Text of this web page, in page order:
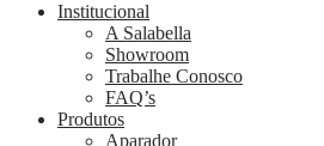
Institucional
A Salabella
Showroom
Trabalhe Conosco
FAQ’s
Produtos
Aparador